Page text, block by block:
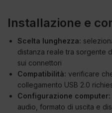
Installazione e
Scelta lunghezza:
distanza reale tra sorgente
sui connettori
Compatibilità: verificare
collegamento USB 2.0
Configurazione computer:
audio, formato di uscita e